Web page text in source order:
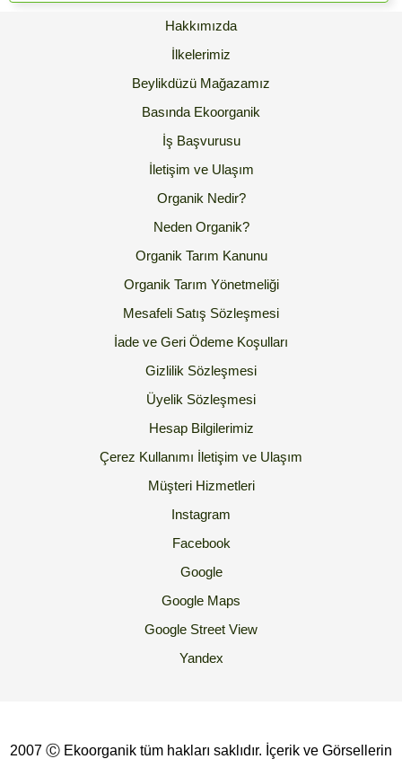
Hakkımızda
İlkelerimiz
Beylikdüzü Mağazamız
Basında Ekoorganik
İş Başvurusu
İletişim ve Ulaşım
Organik Nedir?
Neden Organik?
Organik Tarım Kanunu
Organik Tarım Yönetmeliği
Mesafeli Satış Sözleşmesi
İade ve Geri Ödeme Koşulları
Gizlilik Sözleşmesi
Üyelik Sözleşmesi
Hesap Bilgilerimiz
Çerez Kullanımı İletişim ve Ulaşım
Müşteri Hizmetleri
Instagram
Facebook
Google
Google Maps
Google Street View
Yandex
2007 Ⓒ Ekoorganik tüm hakları saklıdır. İçerik ve Görsellerin